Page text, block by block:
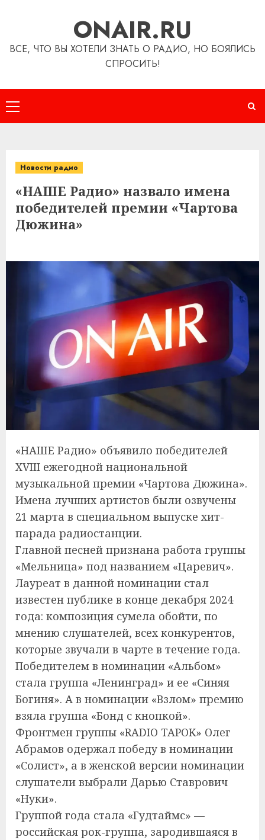
ONAIR.RU
ВСЕ, ЧТО ВЫ ХОТЕЛИ ЗНАТЬ О РАДИО, НО БОЯЛИСЬ
СПРОСИТЬ!
Основное
меню
Новости радио
«НАШЕ Радио» назвало имена
победителей премии «Чартова
Дюжина»
«НАШЕ Радио» объявило победителей
XVIII ежегодной национальной
музыкальной премии «Чартова Дюжина».
Имена лучших артистов были озвучены
21 марта в специальном выпуске хит-
парада радиостанции.
Главной песней признана работа группы
«Мельница» под названием «Царевич».
Лауреат в данной номинации стал
известен публике в конце декабря 2024
года: композиция сумела обойти, по
мнению слушателей, всех конкурентов,
которые звучали в чарте в течение года.
Победителем в номинации «Альбом»
стала группа «Ленинград» и ее «Синяя
Богиня». А в номинации «Взлом» премию
взяла группа «Бонд с кнопкой».
Фронтмен группы «RADIO TAPOK» Олег
Абрамов одержал победу в номинации
«Солист», а в женской версии номинации
слушатели выбрали Дарью Ставрович
«Нуки».
Группой года стала «Гудтаймс» —
российская рок-группа, зародившаяся в